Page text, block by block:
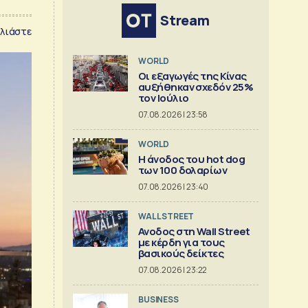
Stream
WORLD
Οι εξαγωγές της Κίνας
αυξήθηκαν σχεδόν 25%
τον Ιούλιο
07.08.2026 | 23:58
WORLD
Η άνοδος του hot dog
των 100 δολαρίων
07.08.2026 | 23:40
WALL STREET
Ανοδος στη Wall Street
με κέρδη για τους
βασικούς δείκτες
07.08.2026 | 23:22
BUSINESS